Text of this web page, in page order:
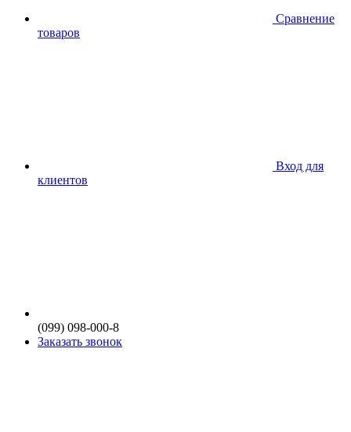
Сравнение
товаров
Вход для
клиентов
(099) 098-000-8
Заказать звонок